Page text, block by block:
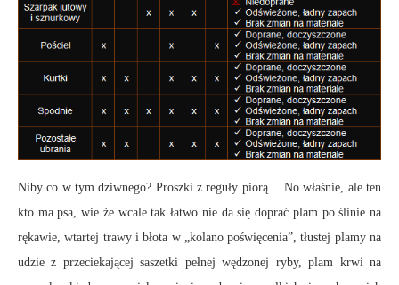
Niby co w tym dziwnego? Proszki z reguły piorą… No właśnie, ale ten
kto ma psa, wie że wcale tak łatwo nie da się doprać plam po ślinie na
rękawie, wtartej trawy i błota w „kolano poświęcenia”, tłustej plamy na
udzie z przeciekającej saszetki pełnej wędzonej ryby, plam krwi na